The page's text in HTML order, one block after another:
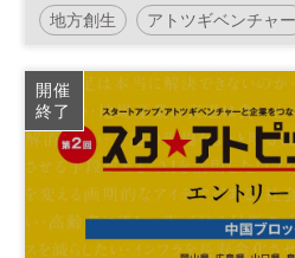
地方創生 アトツギベンチャー
近畿 スタートアップ ス
参加無料
開催
終了